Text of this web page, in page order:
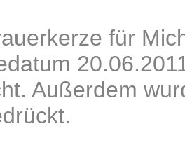
für
Außerdem